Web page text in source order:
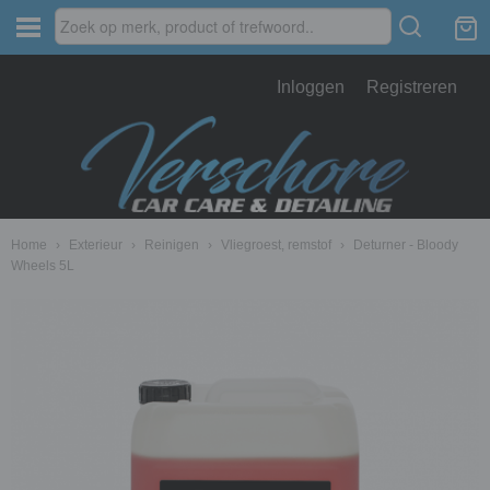
Inloggen Registreren
Home › Exterieur › Reinigen › Vliegroest, remstof ›
Deturner - Bloody
Wheels 5L